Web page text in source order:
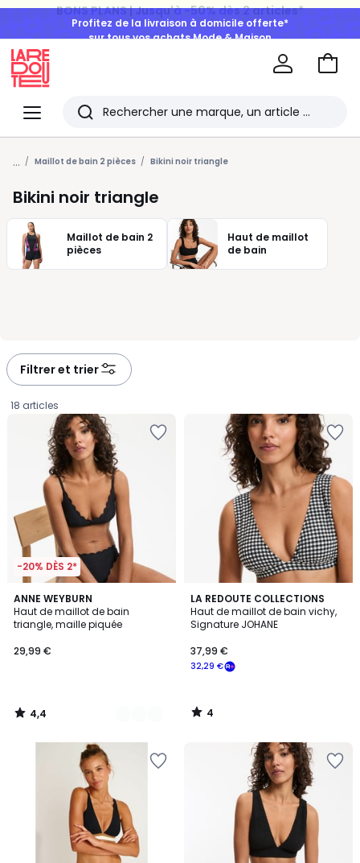
Profitez de la livraison à domicile offerte*
sur tous vos achats Mode & Maison
Menu
Redoute
Rechercher
Les
derniers
articles
consultés
Aller
... Maillot de bain 2 pièces Bikini noir triangle
Bikini noir triangle
Maillot de bain 2
pièces
Haut de maillot
de bain
Filtrer et trier
18 articles
-20% DÈS 2*
ANNE WEYBURN
Haut de maillot de bain
triangle, maille piquée
€.
29,99 €
4,4
/ 5
2
Couleurs
4,4
/
LA REDOUTE COLLECTIONS
Haut de maillot de bain vichy,
Signature JOHANE
32,29 €
37,99 €
4
/
5
4
/